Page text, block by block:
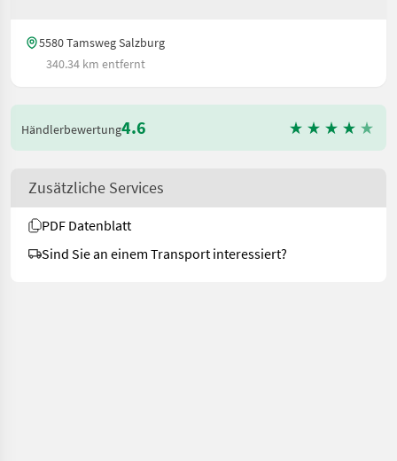
5580 Tamsweg Salzburg
340.34 km entfernt
Händlerbewertung4.6
Zusätzliche Services
PDF Datenblatt
Sind Sie an einem Transport interessiert?